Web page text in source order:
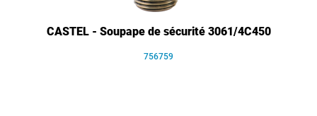
CASTEL - Soupape de sécurité 3061/4C450
756759